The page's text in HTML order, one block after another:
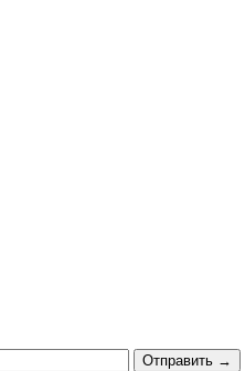
Отправить →